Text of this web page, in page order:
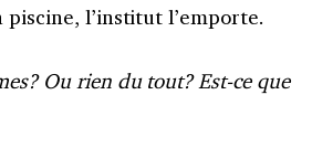
l’institut l’emporte.
Ou rien du tout? Est-ce que